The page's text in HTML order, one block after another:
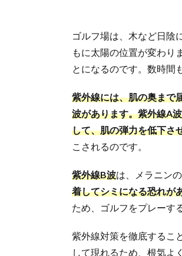
ゴルフ場は、木など日陰
もに太陽の位置が変わり
とになるのです。数時間
紫外線には、肌の奥まで
波があります。紫外線A
して、肌の弾力を低下さ
こされるのです。
紫外線B波は、メラニン
着してシミになる恐れが
ため、ゴルフをプレーす
紫外線対策を徹底するこ
して現れるため、根気よ